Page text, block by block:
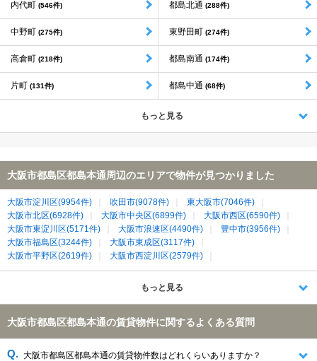
内代町 (546件) 都島北通 (288件)
中野町 (275件) 東野田町 (274件)
高倉町 (218件) 都島南通 (174件)
片町 (131件) 都島中通 (68件)
もっと見る
大阪市都島区都島本通周辺のエリアで物件が見つかりました
大阪市淀川区(9954件) 吹田市(9078件)
東大阪市(7046件)
大阪市北区(6928件)
大阪市中央区(6899件)
大阪市西区(6590件)
大阪市東淀川区(5171件)
大阪市浪速区(4490件)
豊中市(3956件)
大阪市福島区(3244件)
大阪市東成区(3117件)
大阪市平野区(2619件)
大阪市西淀川区(2579件)
大阪市都島区(2345件)
大阪市東住吉区(2331件)
寝屋川市(1987件)
守口市(1135件)
大阪市港区(1120件)
大阪市旭区(1113件)
大阪市大正区(496件)
四條畷市(372件)
もっと見る
大阪市都島区都島本通の賃貸物件に関するよくある質問
大阪市都島区都島本通の賃貸物件数はどれくらいありますか？